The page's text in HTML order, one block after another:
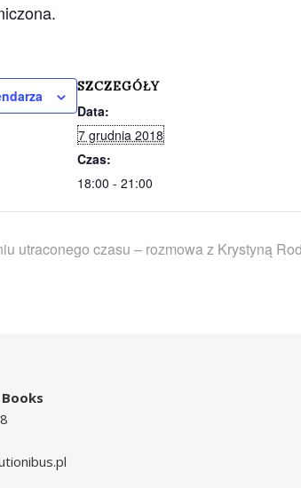
SZCZEGÓŁY
Data:
7 grudnia 2018
Czas:
18:00 - 21:00
utraconego czasu – rozmowa z Krystyną